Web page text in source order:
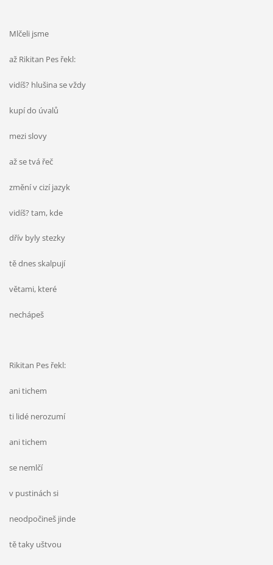
Mlčeli jsme
až Rikitan Pes řekl:
vidíš? hlušina se vždy
kupí do úvalů
mezi slovy
až se tvá řeč
změní v cizí jazyk
vidíš? tam, kde
dřív byly stezky
tě dnes skalpují
větami, které
nechápeš
Rikitan Pes řekl:
ani tichem
ti lidé nerozumí
ani tichem
se nemlčí
v pustinách si
neodpočineš jinde
tě taky uštvou